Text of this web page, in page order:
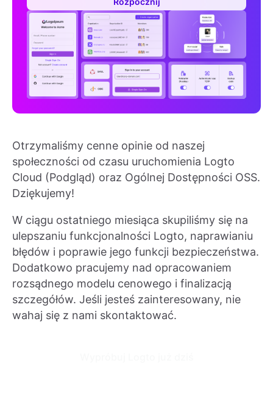
Otrzymaliśmy cenne opinie od naszej
społeczności od czasu uruchomienia Logto
Cloud (Podgląd) oraz Ogólnej Dostępności OSS.
Dziękujemy!
W ciągu ostatniego miesiąca skupiliśmy się na
ulepszaniu funkcjonalności Logto, naprawianiu
błędów i poprawie jego funkcji bezpieczeństwa.
Dodatkowo pracujemy nad opracowaniem
rozsądnego modelu cenowego i finalizacją
szczegółów. Jeśli jesteś zainteresowany, nie
wahaj się z nami skontaktować.